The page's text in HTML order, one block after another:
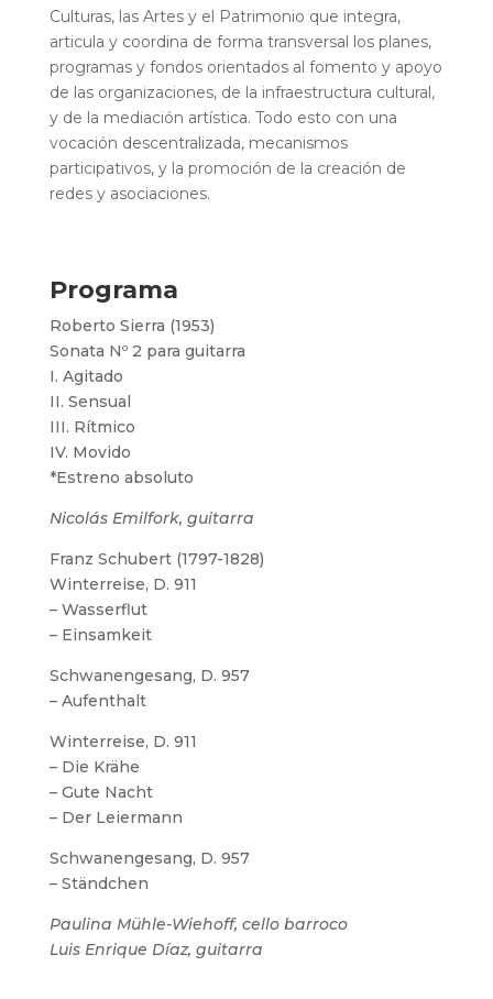
Culturas, las Artes y el Patrimonio que integra,
articula y coordina de forma transversal los planes,
programas y fondos orientados al fomento y apoyo
de las organizaciones, de la infraestructura cultural,
y de la mediación artística. Todo esto con una
vocación descentralizada, mecanismos
participativos, y la promoción de la creación de
redes y asociaciones.
Programa
Roberto Sierra (1953)
Sonata Nº 2 para guitarra
I. Agitado
II. Sensual
III. Rítmico
IV. Movido
*Estreno absoluto
Nicolás Emilfork, guitarra
Franz Schubert (1797-1828)
Winterreise, D. 911
– Wasserflut
– Einsamkeit
Schwanengesang, D. 957
– Aufenthalt
Winterreise, D. 911
– Die Krähe
– Gute Nacht
– Der Leiermann
Schwanengesang, D. 957
– Ständchen
Paulina Mühle-Wiehoff, cello barroco
Luis Enrique Díaz, guitarra